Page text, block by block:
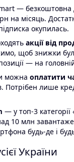
— безкоштовна
на місяць.
окупилась.
акції від
щоб знижки
— на
можна оплатити
Потрібен лише
— у топ-3
10 млн
будь-де і
України